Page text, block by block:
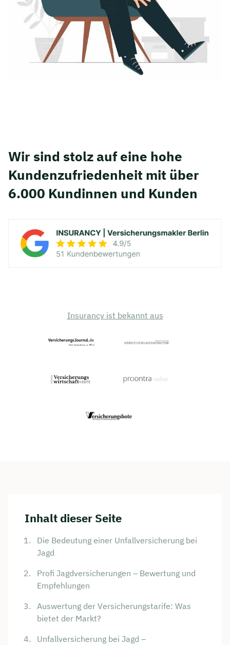
Wir sind stolz auf eine hohe
Kunden­zufriedenheit mit über
6.000 Kundinnen und Kunden
Insurancy ist bekannt aus
Inhalt dieser Seite
Die Bedeutung einer Unfallversicherung bei
Jagd
Profi Jagdversicherungen – Bewertung und
Empfehlungen
Auswertung der Versicherungstarife: Was
bietet der Markt?
Unfallversicherung bei Jagd –